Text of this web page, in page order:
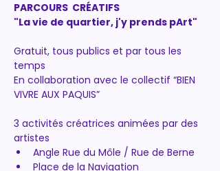
PARCOURS  CRÉATIFS
"La vie de quartier, j'y prends pArt"
Gratuit, tous publics et par tous les
temps
En collaboration avec le collectif “BIEN
VIVRE AUX PAQUIS”
3 activités créatrices animées par des
artistes
Angle Rue du Môle / Rue de Berne
Place de la Navigation